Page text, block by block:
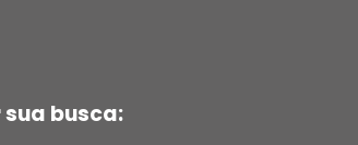
busca: